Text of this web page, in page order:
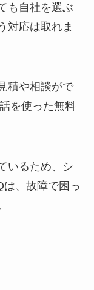
も自社を選ぶ
対応は取れま
積や相談がで
を使った無料
いるため、シ
は、故障で困っ